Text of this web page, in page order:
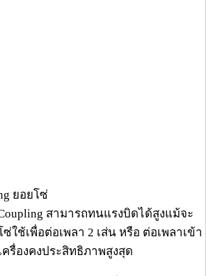
ยอยโซ่
สามารถทนแรงบิดได้สูงแม้จะ
ใช้เพื่อต่อเพลา 2 เส่น หรือ ต่อเพลาเข้า
ครื่องคงประสิทธิภาพสูงสุด